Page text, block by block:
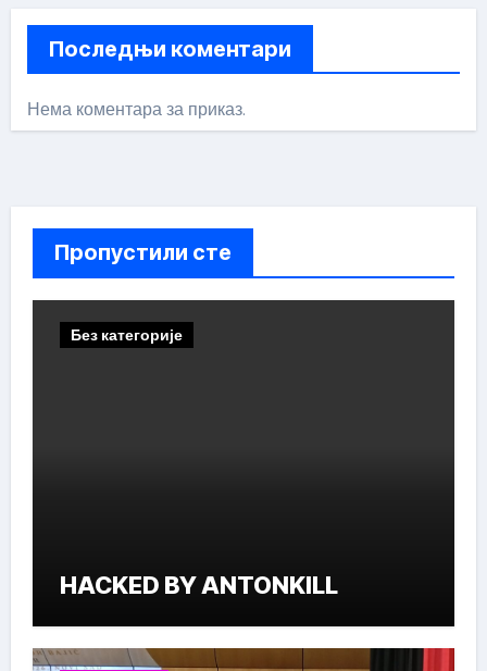
Последњи коментари
Нема коментара за приказ.
Пропустили сте
Без категорије
HACKED BY ANTONKILL